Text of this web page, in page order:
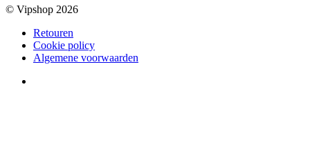
© Vipshop 2026
Retouren
Cookie policy
Algemene voorwaarden